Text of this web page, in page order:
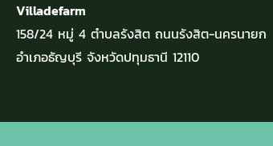
Villadefarm
158/24 หมู่ 4 ตำบลรังสิต ถนนรังสิต-นครนายก
อำเภอธัญบุรี จังหวัดปทุมธานี 12110